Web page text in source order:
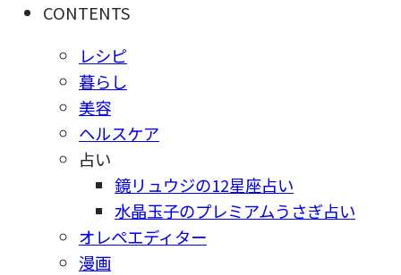
CONTENTS
レシピ
暮らし
美容
ヘルスケア
占い
鏡リュウジの12星座占い
水晶玉子のプレミアムうさぎ占い
オレペエディター
漫画